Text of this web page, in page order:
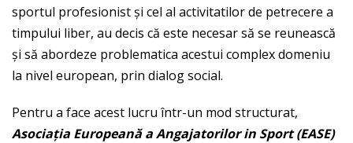
sportul profesionist și cel al activitatilor de petrecere a
timpului liber, au decis că este necesar să se reunească
și să abordeze problematica acestui complex domeniu
la nivel european, prin dialog social.
Pentru a face acest lucru într-un mod structurat,
Asociația Europeană a Angajatorilor in Sport (EASE)